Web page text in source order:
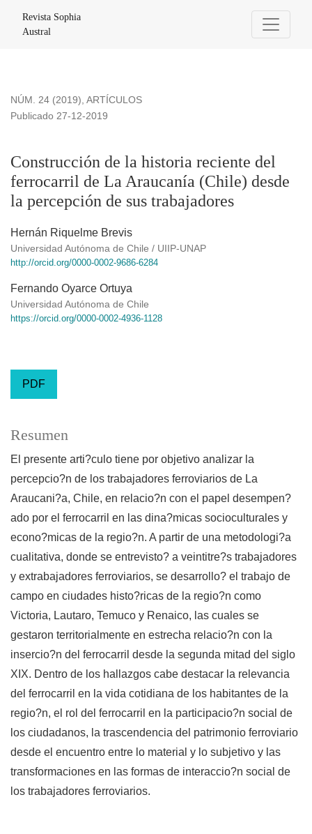
Revista Sophia
Austral
NÚM. 24 (2019), ARTÍCULOS
Construcción de la historia reciente del
ferrocarril de La Araucanía (Chile) desde
la percepción de sus trabajadores
Publicado 27-12-2019
Hernán Riquelme Brevis
Universidad Autónoma de Chile / UIIP-UNAP
http://orcid.org/0000-0002-9686-6284
Fernando Oyarce Ortuya
Universidad Autónoma de Chile
https://orcid.org/0000-0002-4936-1128
PDF
Resumen
El presente arti?culo tiene por objetivo analizar la
percepcio?n de los trabajadores ferroviarios de La
Araucani?a, Chile, en relacio?n con el papel desempen?
ado por el ferrocarril en las dina?micas socioculturales y
econo?micas de la regio?n. A partir de una metodologi?a
cualitativa, donde se entrevisto? a veintitre?s trabajadores
y extrabajadores ferroviarios, se desarrollo? el trabajo de
campo en ciudades histo?ricas de la regio?n como
Victoria, Lautaro, Temuco y Renaico, las cuales se
gestaron territorialmente en estrecha relacio?n con la
insercio?n del ferrocarril desde la segunda mitad del siglo
XIX. Dentro de los hallazgos cabe destacar la relevancia
del ferrocarril en la vida cotidiana de los habitantes de la
regio?n, el rol del ferrocarril en la participacio?n social de
los ciudadanos, la trascendencia del patrimonio ferroviario
desde el encuentro entre lo material y lo subjetivo y las
transformaciones en las formas de interaccio?n social de
los trabajadores ferroviarios.